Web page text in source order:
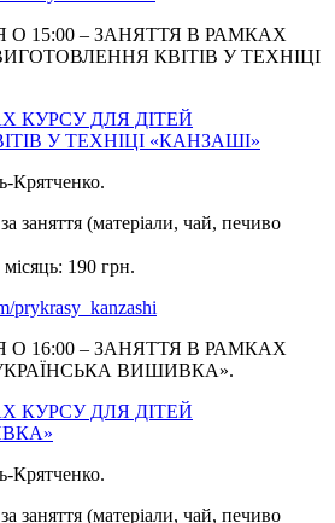
О 15:00 – ЗАНЯТТЯ В РАМКАХ
КВІТІВ У ТЕХНІЦІ
Крятченко.
заняття (матеріали, чай, печиво
190 грн.
prykrasy_ kanzashi
О 16:00 – ЗАНЯТТЯ В РАМКАХ
ВИШИВКА».
Крятченко.
заняття (матеріали, чай, печиво